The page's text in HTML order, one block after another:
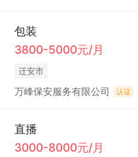
包装
3800-5000元/月
迁安市
万峰保安服务有限公司 认证
直播
3000-8000元/月